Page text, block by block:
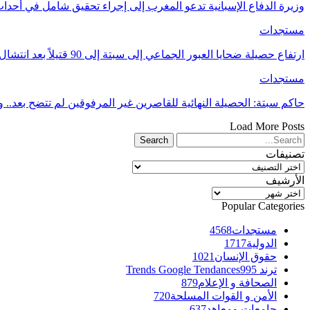
وزيرة الدفاع الإسبانية تدعو المغرب إلى إجراء تحقيق شامل في
مستجدات
ارتفاع حصيلة ضحايا العبور الجماعي إلى سبتة إلى 90 قتيلاً بعد انتشال جثث جديدة
مستجدات
حاكم سبتة: الحصيلة النهائية للقاصرين غير المرفوقين لم تتضح
Load More Posts
تصنيفات
تصنيفات
الأرشيف
الأرشيف
Popular Categories
مستجدات4568
الدولية1717
حقوق الإنسان 1021
ترند Trends Google Tendances 995
الصحافة و الإعلام879
الأمن و القوات المسلحة720